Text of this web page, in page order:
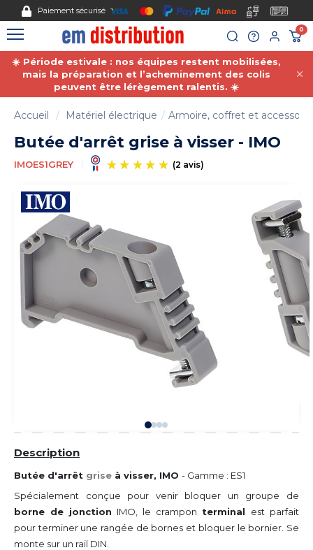
Paiement sécurisé
0
☀️ Période estivale : nos équipes restent mobilisées,
mais la préparation et l’acheminement des colis
peuvent être lérègement ralentis. ☀️
Accueil Matériel électrique Armoire, coffret et
Butée d'arrêt grise à visser - IMO
IMOES1GREY
Description
Butée d'arrêt grise à visser, IMO - Gamme : ES1
Spécialement conçue pour venir bloquer un groupe de
borne de jonction IMO, le crampon terminal est parfait
pour terminer une rangée de bornes et bloquer le bornier. Se
monte sur un rail DIN.
Gestion des cookies